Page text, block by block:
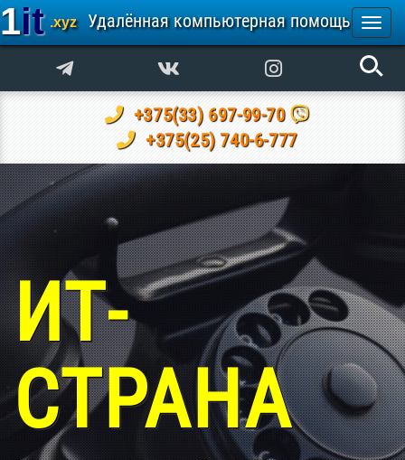
1it .xyz Удалённая компьютерная помощь
+375(33) 697-99-70
+375(25) 740-6-777
ИТ-
СТРАНА